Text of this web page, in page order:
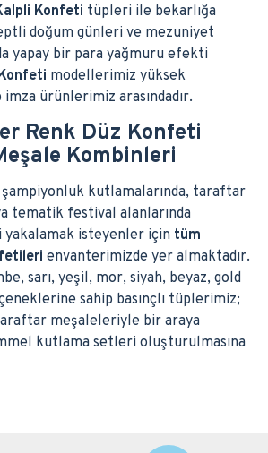
Konfeti tüpleri ile bekarlığa
doğum günleri ve mezuniyet
yapay bir para yağmuru efekti
modellerimiz yüksek
ürünlerimiz arasındadır.
Renk Düz Konfeti
Kombinleri
kutlamalarında, taraftar
tematik festival alanlarında
isteyenler için tüm
envanterimizde yer almaktadır.
sarı, yeşil, mor, siyah, beyaz, gold
sahip basınçlı tüplerimiz;
meşaleleriyle bir araya
kutlama setleri oluşturulmasına